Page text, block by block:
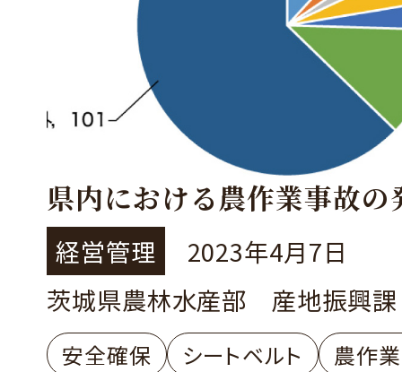
県内における農作業事故の
経営管理
2023年4月7日
茨城県農林水産部 産地振興課
安全確保 シートベルト 農作